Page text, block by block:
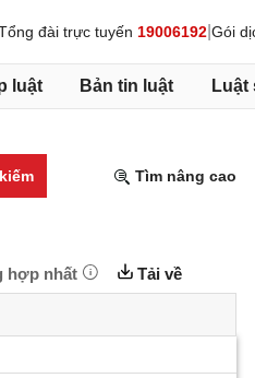
đài trực tuyến 19006192 Gói
luật Bản tin luật Luật
Tìm nâng cao
hợp nhất Tải về